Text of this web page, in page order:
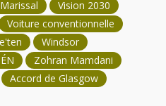
Vision 2030
Voiture conventionnelle
Windsor
Zohran Mamdani
Accord de Glasgow